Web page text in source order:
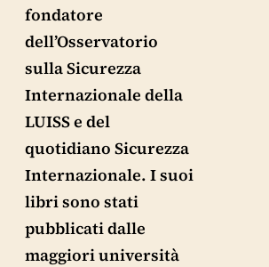
fondatore
dell’Osservatorio
sulla Sicurezza
Internazionale della
LUISS e del
quotidiano Sicurezza
Internazionale. I suoi
libri sono stati
pubblicati dalle
maggiori università